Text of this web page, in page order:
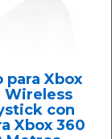
para Xbox
Wireless
con
Xbox 360